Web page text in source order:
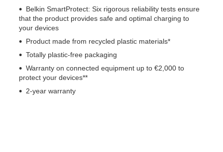
Belkin SmartProtect: Six rigorous reliability tests ensure
that the product provides safe and optimal charging to
your devices
Product made from recycled plastic materials*
Totally plastic-free packaging
Warranty on connected equipment up to €2,000 to
protect your devices**
2-year warranty